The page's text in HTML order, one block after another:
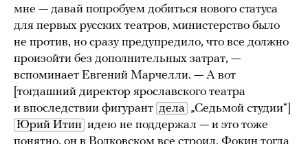
мне — давай попробуем добиться нового статуса
для первых русских театров, министерство было
не против, но сразу предупредило, что все должно
произойти без дополнительных затрат, —
вспоминает Евгений Марчелли. — А вот
[тогдашний директор ярославского театра
и впоследствии фигурант дела „Седьмой студии“]
Юрий Итин идею не поддержал — и это тоже